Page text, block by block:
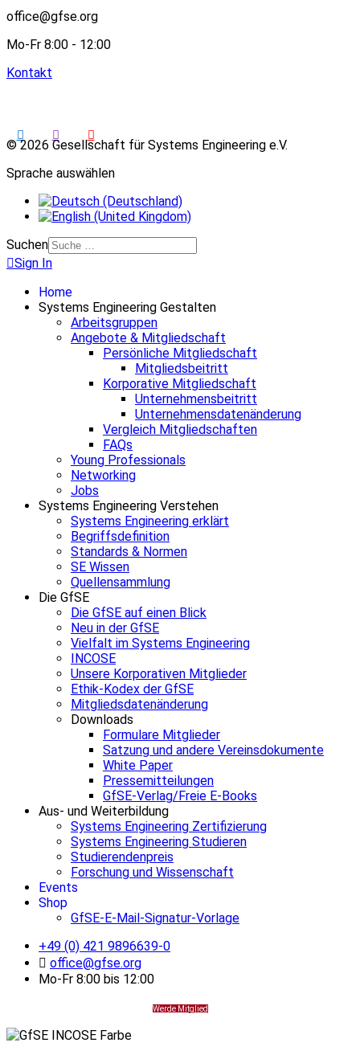
office@gfse.org
Mo-Fr 8:00 - 12:00
Kontakt
© 2026 Gesellschaft für Systems Engineering e.V.
Sprache auswählen
Suchen
Sign In
Home
Systems Engineering Gestalten
Arbeitsgruppen
Angebote & Mitgliedschaft
Persönliche Mitgliedschaft
Mitgliedsbeitritt
Korporative Mitgliedschaft
Unternehmensbeitritt
Unternehmensdatenänderung
Vergleich Mitgliedschaften
FAQs
Young Professionals
Networking
Jobs
Systems Engineering Verstehen
Systems Engineering erklärt
Begriffsdefinition
Standards & Normen
SE Wissen
Quellensammlung
Die GfSE
Die GfSE auf einen Blick
Neu in der GfSE
Vielfalt im Systems Engineering
INCOSE
Unsere Korporativen Mitglieder
Ethik-Kodex der GfSE
Mitgliedsdatenänderung
Downloads
Formulare Mitglieder
Satzung und andere Vereinsdokumente
White Paper
Pressemitteilungen
GfSE-Verlag/Freie E-Books
Aus- und Weiterbildung
Systems Engineering Zertifizierung
Systems Engineering Studieren
Studierendenpreis
Forschung und Wissenschaft
Events
Shop
GfSE-E-Mail-Signatur-Vorlage
+49 (0) 421 9896639-0
office@gfse.org
Mo-Fr 8:00 bis 12:00
Werde Mitglied